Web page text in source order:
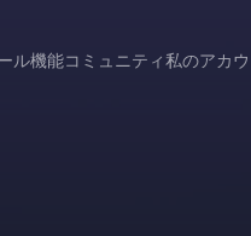
ル機能コミュニティ私のアカ